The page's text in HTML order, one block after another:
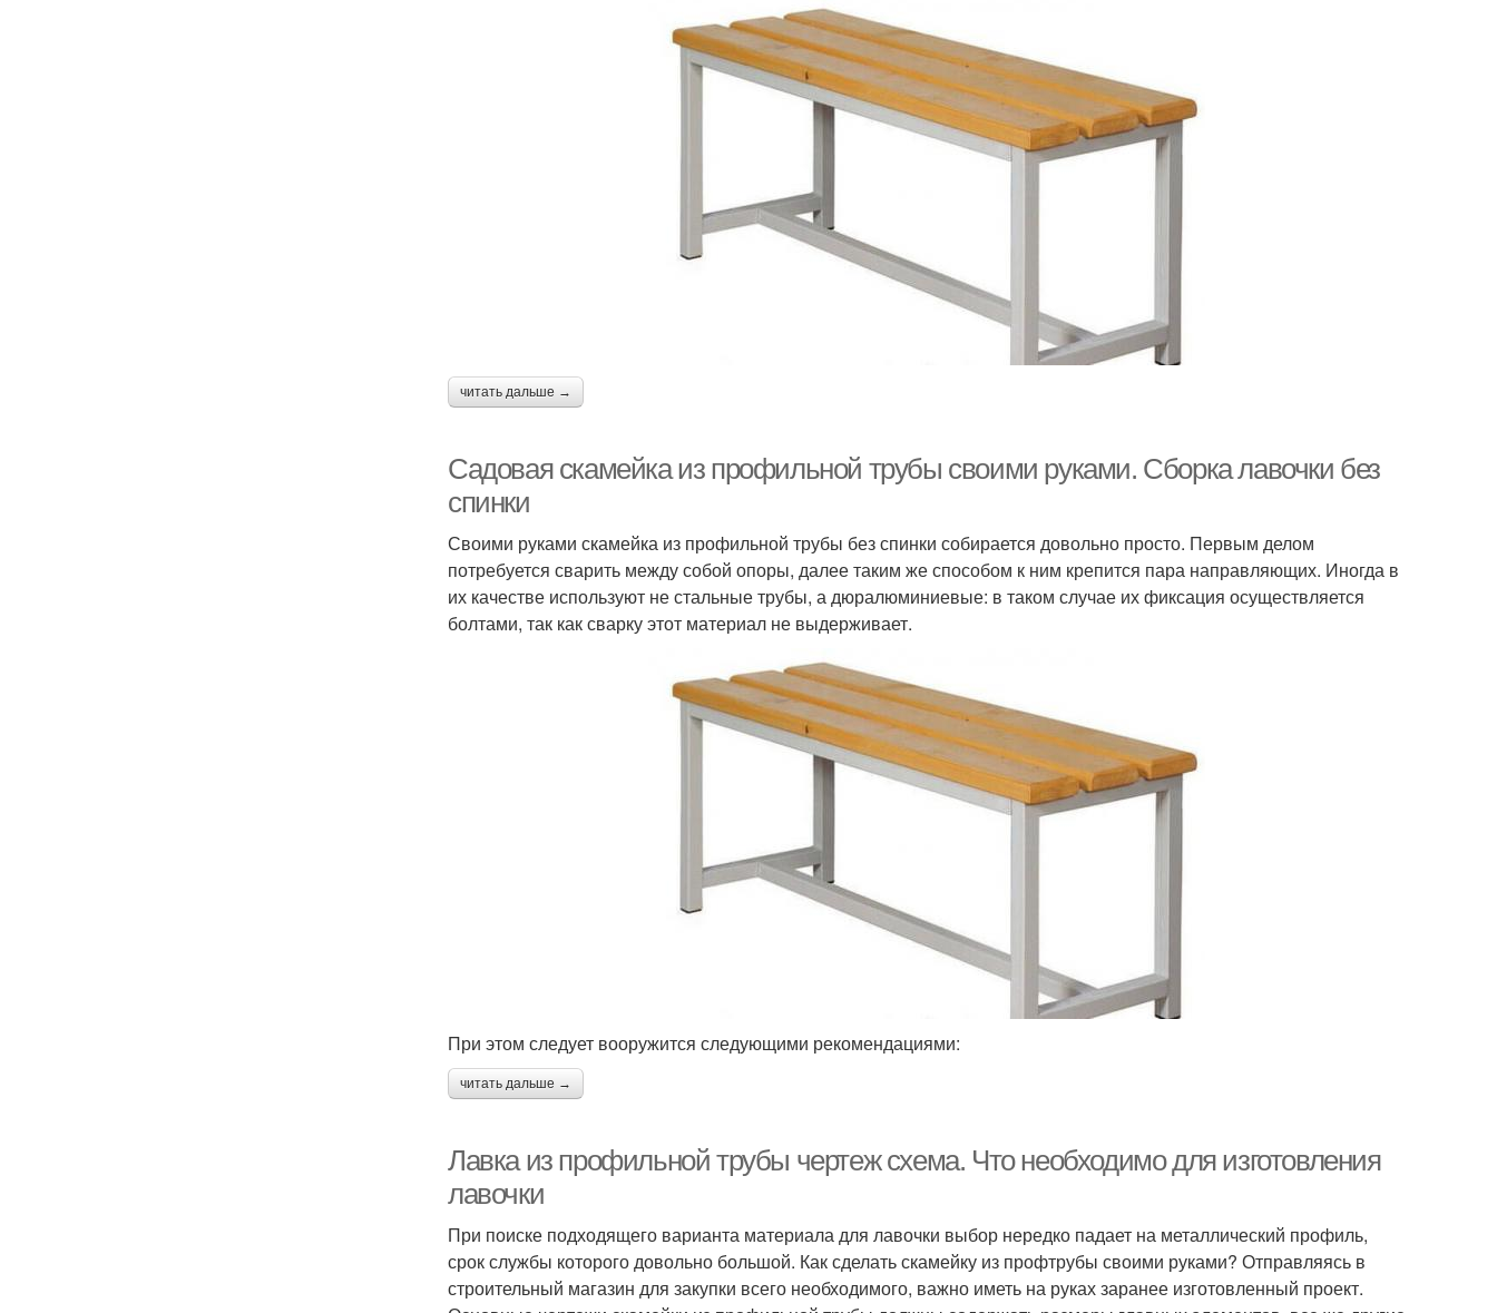
читать дальше →
Садовая скамейка из профильной трубы своими руками. Сборка лавочки без
спинки
Своими руками скамейка из профильной трубы без спинки собирается довольно просто. Первым делом
потребуется сварить между собой опоры, далее таким же способом к ним крепится пара направляющих. Иногда в
их качестве используют не стальные трубы, а дюралюминиевые: в таком случае их фиксация осуществляется
болтами, так как сварку этот материал не выдерживает.
При этом следует вооружится следующими рекомендациями:
читать дальше →
Лавка из профильной трубы чертеж схема. Что необходимо для изготовления
лавочки
При поиске подходящего варианта материала для лавочки выбор нередко падает на металлический профиль,
срок службы которого довольно большой. Как сделать скамейку из профтрубы своими руками? Отправляясь в
строительный магазин для закупки всего необходимого, важно иметь на руках заранее изготовленный проект.